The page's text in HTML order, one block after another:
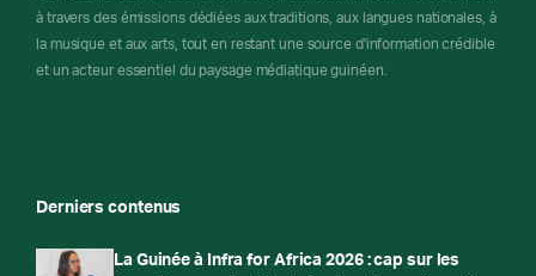
à travers des émissions dédiées aux traditions, aux langues nationales, à
la musique et aux arts, tout en restant une source d'information crédible
et un acteur essentiel du paysage médiatique guinéen.
Derniers contenus
La Guinée à Infra for Africa 2026 : cap sur les